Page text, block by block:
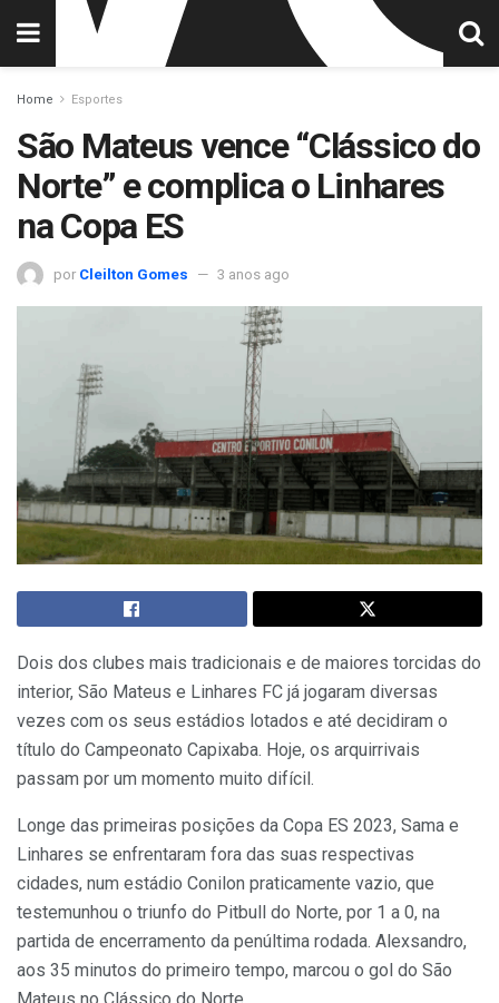
Home Esportes
São Mateus vence “Clássico do
Norte” e complica o Linhares
na Copa ES
por Cleilton Gomes 3 anos ago
Dois dos clubes mais tradicionais e de maiores torcidas do
interior, São Mateus e Linhares FC já jogaram diversas
vezes com os seus estádios lotados e até decidiram o
título do Campeonato Capixaba. Hoje, os arquirrivais
passam por um momento muito difícil.
Longe das primeiras posições da Copa ES 2023, Sama e
Linhares se enfrentaram fora das suas respectivas
cidades, num estádio Conilon praticamente vazio, que
testemunhou o triunfo do Pitbull do Norte, por 1 a 0, na
partida de encerramento da penúltima rodada. Alexsandro,
aos 35 minutos do primeiro tempo, marcou o gol do São